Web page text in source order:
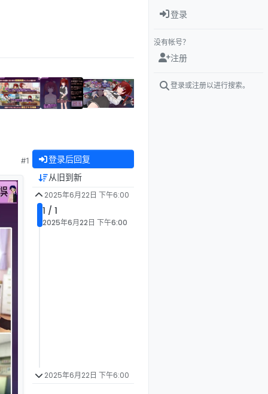
#1 登录后回复
从旧到新
2025年6月22日 下午6:00
1 / 1
2025年6月22日 下午6:00
2025年6月22日 下午6:00
登录
没有帐号？
注册
登录或注册以进行搜索。